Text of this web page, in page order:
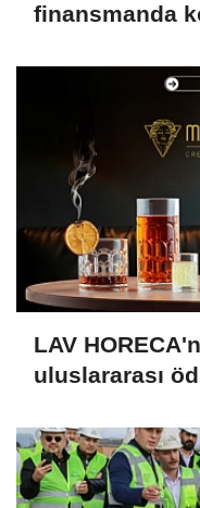
finansmanda
LAV
uluslararası